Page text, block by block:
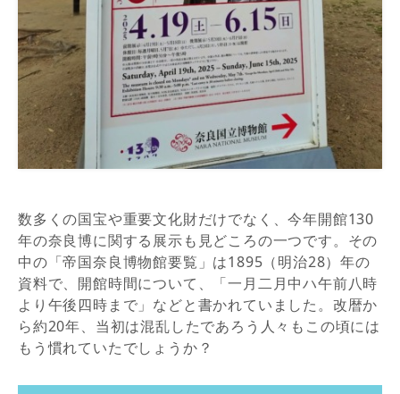
数多くの国宝や重要文化財だけでなく、今年開館130
年の奈良博に関する展示も見どころの一つです。その
中の「帝国奈良博物館要覧」は1895（明治28）年の
資料で、開館時間について、「一月二月中ハ午前八時
より午後四時まで」などと書かれていました。改暦か
ら約20年、当初は混乱したであろう人々もこの頃には
もう慣れていたでしょうか？